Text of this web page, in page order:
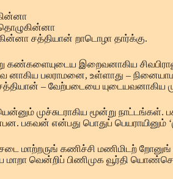
சத்தியான் றாடொழா தார்க்கு.
கண்களையுடைய இறைவனாகிய
பலராமனை, உள்ளாது –
– வேற்படையை யுடையவனாகிய
முச்சுடராகிய மூன்று
பகவன் என்பது பொதுப்
மாற்றருங் கணிச்சி மணிமிடற்
மாறா வென்றிப் பிணிமுக வூர்தி